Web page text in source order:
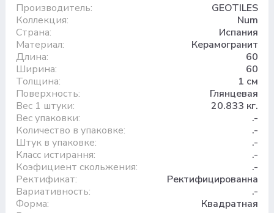
Производитель:
GEOTILES
Коллекция:
Num
Страна:
Испания
Материал:
Керамогранит
Длина:
60
Ширина:
60
Толщина:
1 см
Поверхность:
Глянцевая
Вес 1 штуки:
20.833 кг.
Вес упаковки:
.-
Количество в упаковке:
.-
Штук в упаковке:
.-
Класс истирання:
.-
Коэфициент скольжения:
.-
Ректификат:
Ректифицированна
Вариативность:
.-
Форма:
Квадратная